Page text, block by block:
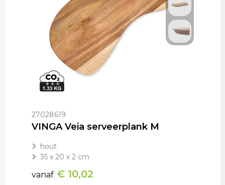
27028619
VINGA Veia serveerplank M
hout
35 x 20 x 2 cm
vanaf € 10,02